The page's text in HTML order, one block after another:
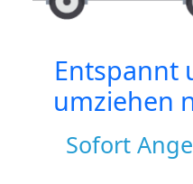
Entspannt
umziehen
Sofort